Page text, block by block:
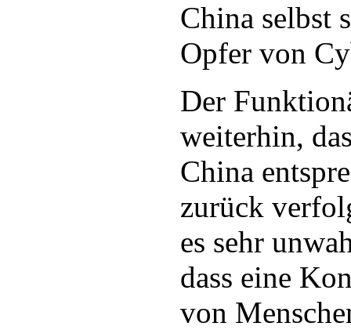
China selbst
Opfer von
Der
weiterhin,
China
zurück
es sehr
dass eine
von